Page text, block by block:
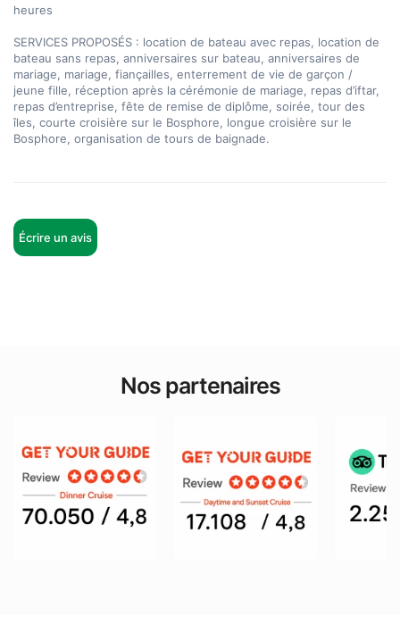
heures
SERVICES PROPOSÉS : location de bateau avec repas, location de
bateau sans repas, anniversaires sur bateau, anniversaires de
mariage, mariage, fiançailles, enterrement de vie de garçon /
jeune fille, réception après la cérémonie de mariage, repas d’iftar,
repas d’entreprise, fête de remise de diplôme, soirée, tour des
îles, courte croisière sur le Bosphore, longue croisière sur le
Bosphore, organisation de tours de baignade.
Écrire un avis
Nos partenaires